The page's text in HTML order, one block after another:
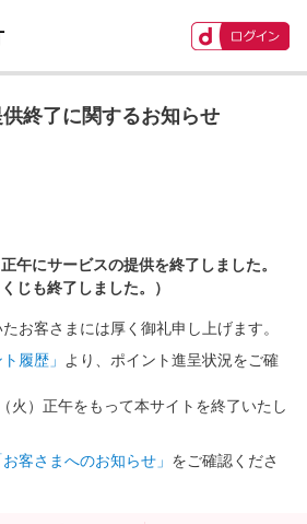
終了に関するお知らせ
午にサービスの提供を終了しました。
くじも終了しました。）
お客さまには厚く御礼申し上げます。
履歴」
より、ポイント進呈状況をご確
火）正午をもって本サイトを終了いたし
お客さまへのお知らせ」 をご確認くださ